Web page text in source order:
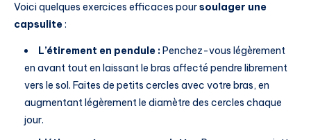
Voici quelques exercices efficaces poursoulager une
capsulite:
L’étirement en pendule :Penchez-vous légèrement
en avant tout en laissant le bras affecté pendre librement
vers le sol. Faites de petits cercles avec votre bras, en
augmentant légèrement le diamètre des cercles chaque
jour.